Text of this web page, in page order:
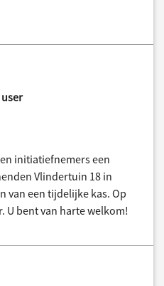
initiatiefnemers een
Vlindertuin 18 in
van een tijdelijke kas. Op
U bent van harte welkom!